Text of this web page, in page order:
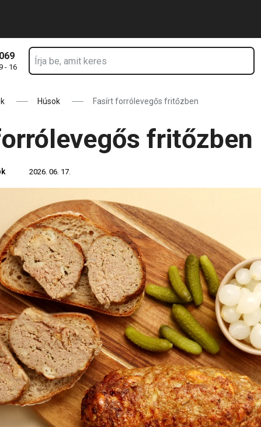
- 16
Húsok Fasírt forrólevegős fritőzben
fritőzben
2026. 06. 17.